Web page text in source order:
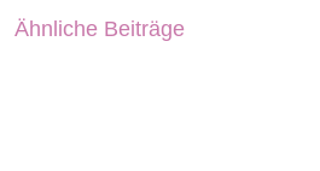
Ähnliche Beiträge